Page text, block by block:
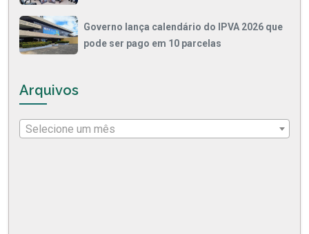
Governo lança calendário do IPVA 2026 que
pode ser pago em 10 parcelas
Arquivos
Selecione um mês